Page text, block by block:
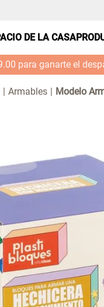
DE LA CASA
para ganarte el
Armables Modelo